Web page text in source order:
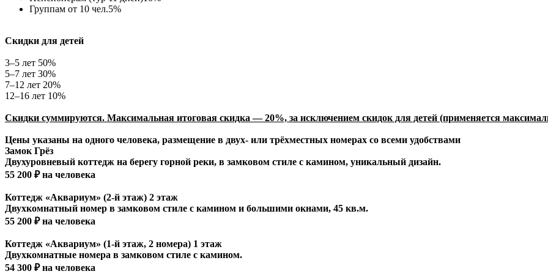
Группам от 10 чел.5%
Скидки для детей
3–5 лет 50%
5–7 лет 30%
7–12 лет 20%
12–16 лет 10%
Скидки суммируются. Максимальная итоговая скидка — 20%, за исключением скидок для детей (применяется
Цены указаны на одного человека, размещение в двух- или трёхместных номерах со всеми удобствами
Замок Грёз
Двухуровневый коттедж на берегу горной реки, в замковом стиле с камином, уникальный дизайн.
55 200 ₽ на человека
Коттедж «Аквариум» (2-й этаж) 2 этаж
Двухкомнатный номер в замковом стиле с камином и большими окнами, 45 кв.м.
55 200 ₽ на человека
Коттедж «Аквариум» (1-й этаж, 2 номера) 1 этаж
Двухкомнатные номера в замковом стиле с камином.
54 300 ₽ на человека